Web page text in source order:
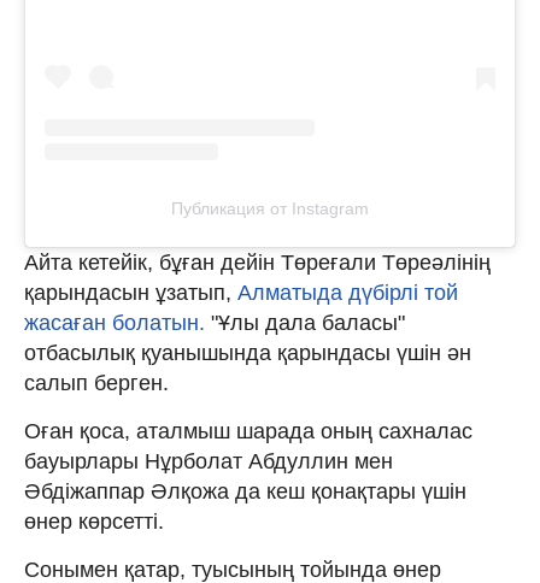
Публикация от Instagram
Айта кетейік, бұған дейін Төреғали Төреәлінің
қарындасын ұзатып, Алматыда дүбірлі той
жасаған болатын. "Ұлы дала баласы"
отбасылық қуанышында қарындасы үшін ән
салып берген.
Оған қоса, аталмыш шарада оның сахналас
бауырлары Нұрболат Абдуллин мен
Әбдіжаппар Әлқожа да кеш қонақтары үшін
өнер көрсетті.
Сонымен қатар, туысының тойында өнер